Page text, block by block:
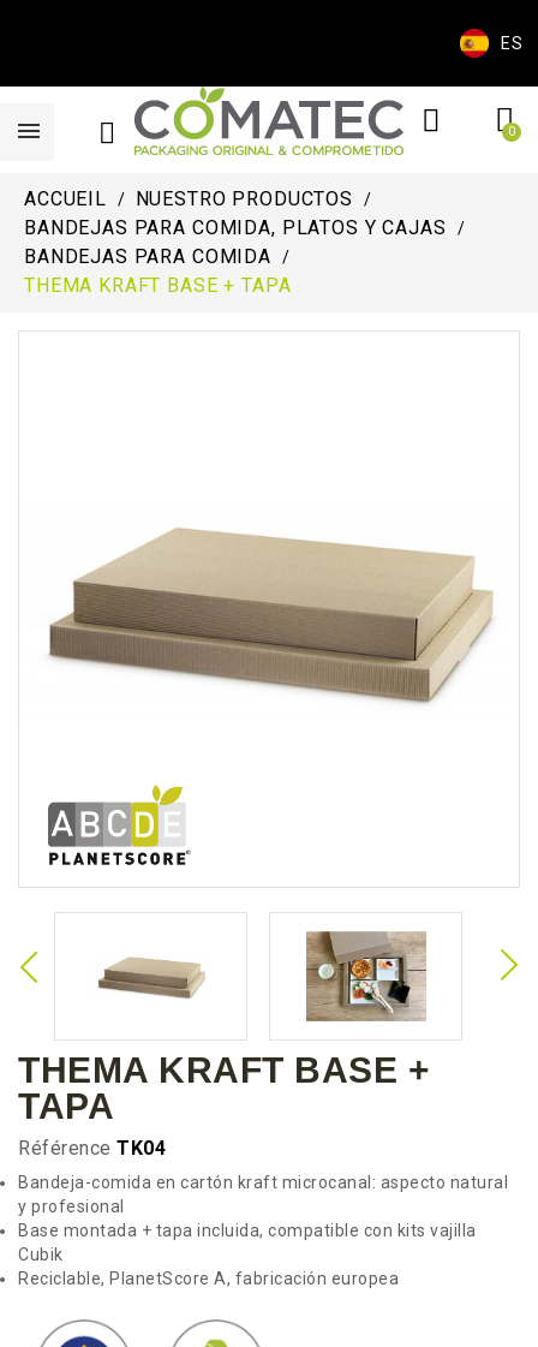
ES
ACCUEIL
NUESTRO PRODUCTOS
BANDEJAS PARA COMIDA, PLATOS Y CAJAS
BANDEJAS PARA COMIDA
THEMA KRAFT BASE + TAPA
THEMA KRAFT BASE +
TAPA
Référence TK04
Bandeja-comida en cartón kraft microcanal: aspecto natural
y profesional
Base montada + tapa incluida, compatible con kits vajilla
Cubik
Reciclable, PlanetScore A, fabricación europea